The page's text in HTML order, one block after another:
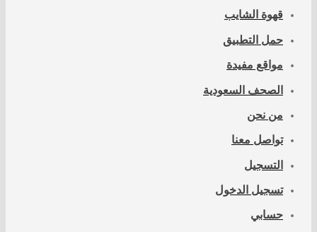
قهوة الشايب
حمل التطبيق
مواقع مفيدة
الصحف السعودية
من نحن
تواصل معنا
التسجيل
تسجيل الدخول
حسابي